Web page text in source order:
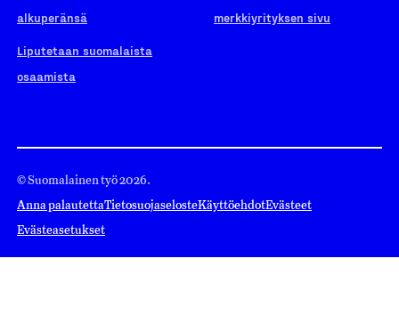
alkuperänsä
Liputetaan suomalaista
osaamista
merkkiyrityksen sivu
© Suomalainen työ 2026.
Anna palautettaTietosuojaselosteKäyttöehdotEvästeet
Evästeasetukset